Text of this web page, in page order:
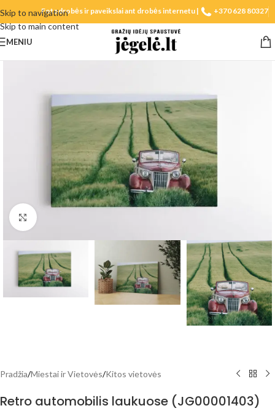
Skip to navigation
Skip to main content
Fotodrobės ir paveikslai ant drobės internetu | +370 628 80327
MENIU
Spustelėkite, norėdami padidinti
Pradžia/Miestai ir Vietovės/Kitos vietovės
Retro automobilis laukuose (JG00001403)